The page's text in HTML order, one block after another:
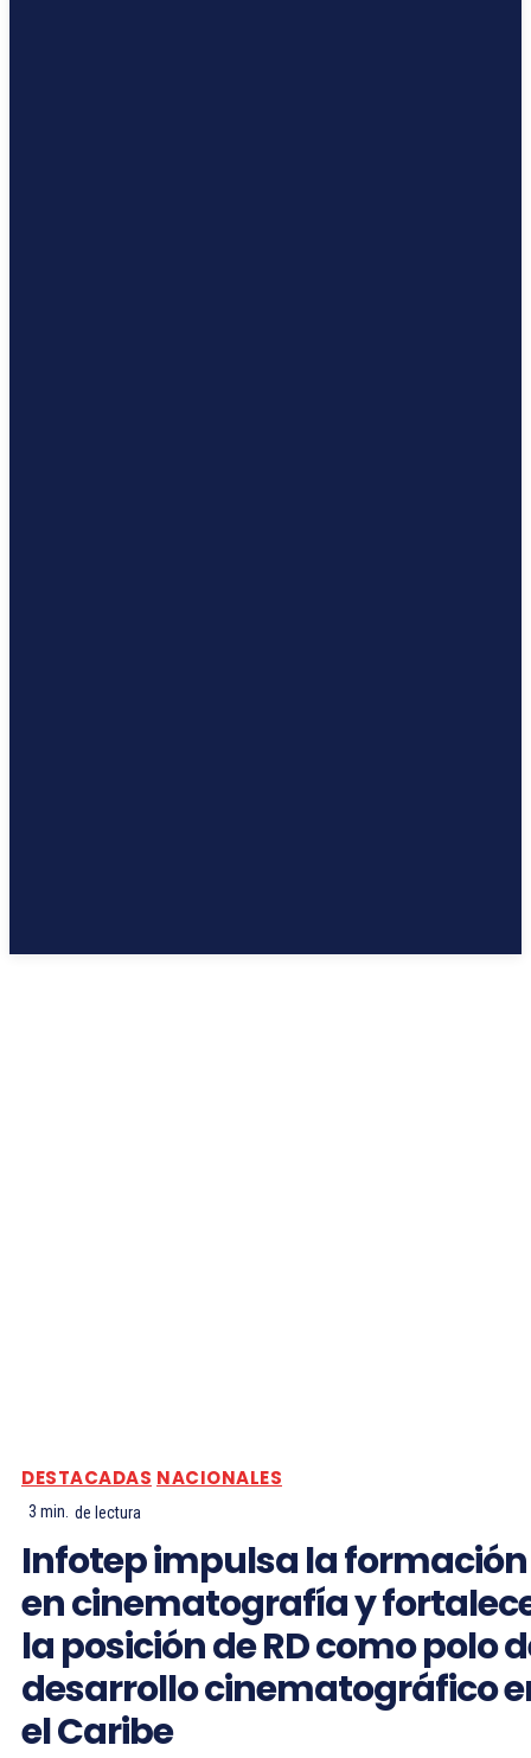
DESTACADAS NACIONALES
3 min. de lectura
Infotep impulsa la formación
en cinematografía y
la posición de RD como polo
desarrollo cinematográfico
el Caribe